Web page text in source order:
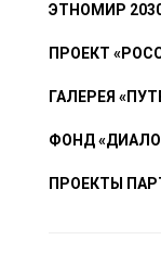
ЭТНОМИР
ПРОЕКТ
ГАЛЕРЕЯ
ФОНД
ПРОЕКТЫ